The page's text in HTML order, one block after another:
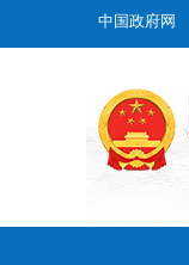
中国政府网